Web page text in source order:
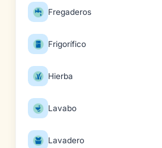
Fregaderos
Frigorífico
Hierba
Lavabo
Lavadero